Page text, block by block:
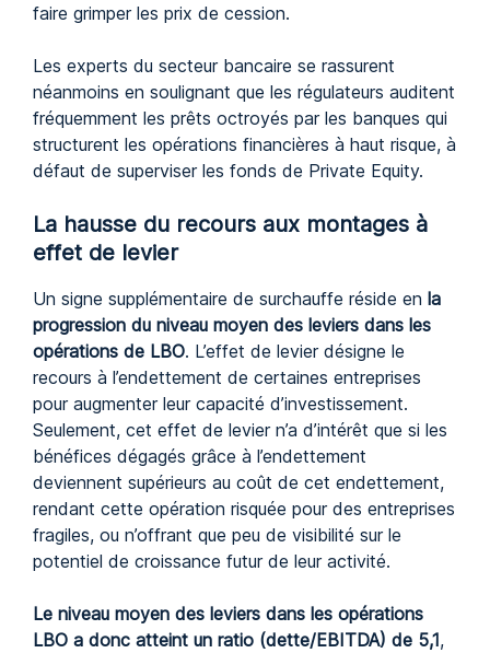
faire grimper les prix de cession.
Les experts du secteur bancaire se rassurent
néanmoins en soulignant que les régulateurs auditent
fréquemment les prêts octroyés par les banques qui
structurent les opérations financières à haut risque, à
défaut de superviser les fonds de Private Equity.
La hausse du recours aux montages à
effet de levier
Un signe supplémentaire de surchauffe réside en la
progression du niveau moyen des leviers dans les
opérations de LBO. L’effet de levier désigne le
recours à l’endettement de certaines entreprises
pour augmenter leur capacité d’investissement.
Seulement, cet effet de levier n’a d’intérêt que si les
bénéfices dégagés grâce à l’endettement
deviennent supérieurs au coût de cet endettement,
rendant cette opération risquée pour des entreprises
fragiles, ou n’offrant que peu de visibilité sur le
potentiel de croissance futur de leur activité.
Le niveau moyen des leviers dans les opérations
LBO a donc atteint un ratio (dette/EBITDA) de 5,1,